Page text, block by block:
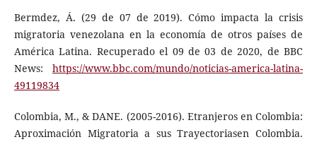
Bermdez, Á. (29 de 07 de 2019). Cómo impacta la crisis
migratoria venezolana en la economía de otros países de
América Latina. Recuperado el 09 de 03 de 2020, de BBC
News:https://www.bbc.com/mundo/noticias-america-latina-
49119834
Colombia, M., & DANE. (2005-2016). Etranjeros en Colombia:
Aproximación Migratoria a sus Trayectoriasen Colombia.